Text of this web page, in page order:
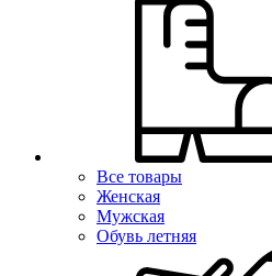
Все товары
Женская
Мужская
Обувь летняя